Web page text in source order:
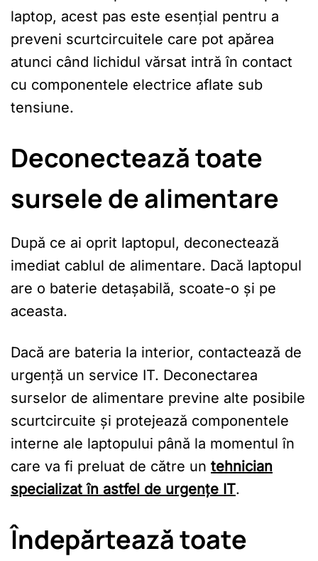
laptop, acest pas este esențial pentru a
preveni scurtcircuitele care pot apărea
atunci când lichidul vărsat intră în contact
cu componentele electrice aflate sub
tensiune.
Deconectează toate
sursele de alimentare
După ce ai oprit laptopul, deconectează
imediat cablul de alimentare. Dacă laptopul
are o baterie detașabilă, scoate-o și pe
aceasta.
Dacă are bateria la interior, contactează de
urgență un service IT. Deconectarea
surselor de alimentare previne alte posibile
scurtcircuite și protejează componentele
interne ale laptopului până la momentul în
care va fi preluat de către un tehnician
specializat în astfel de urgențe IT.
Îndepărtează toate